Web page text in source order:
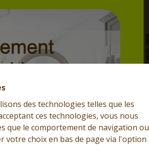
des technologies telles que les
ces technologies, vous nous
que le comportement de navigation ou
votre choix en bas de page via l'option